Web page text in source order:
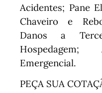
Acidentes; Pane
Chaveiro e
Danos a
Hospedagem;
Emergencial.
PEÇA SUA